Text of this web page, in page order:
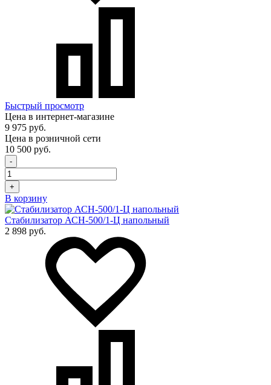
Быстрый просмотр
Цена в интернет-магазине
9 975 руб.
Цена в розничной сети
10 500 руб.
-
+
В корзину
Стабилизатор АСН-500/1-Ц напольный
2 898 руб.